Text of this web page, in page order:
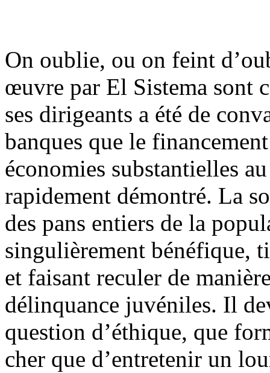
On oublie, ou on feint
œuvre par El Sistema sont
ses dirigeants a été de
banques que le
économies substantielles
rapidement démontré. La
des pans entiers de la
singulièrement bénéfique,
et faisant reculer de
délinquance juvéniles. Il
question d’éthique, que
cher que d’entretenir un